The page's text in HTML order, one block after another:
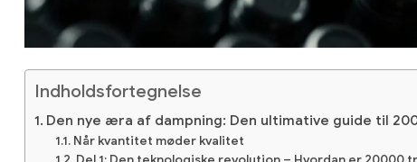
Indholdsfortegnelse
Den nye æra af dampning: Den ultimative guide til
Når kvantitet møder kvalitet